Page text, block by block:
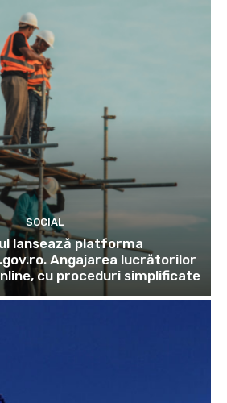
SOCIAL
lansează platforma
Angajarea lucrătorilor
cu proceduri simplificate